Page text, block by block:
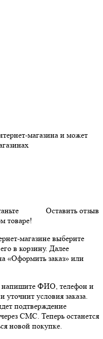
магазина и может
Оставить отзыв
товаре!
магазине выберите
в корзину. Далее
«Оформить заказ» или
напишите ФИО, телефон и
условия заказа.
подтверждение
СМС. Теперь останется
новой покупке.